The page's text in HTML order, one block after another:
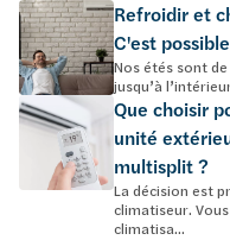
Refroidir et
C'est
Nos étés sont
jusqu’à
Que choisir
unité
multisplit ?
La décision est
climatiseur.
climatisa...